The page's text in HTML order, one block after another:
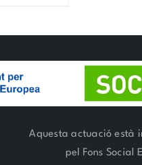
Aquesta actuació està
pel Fons Social